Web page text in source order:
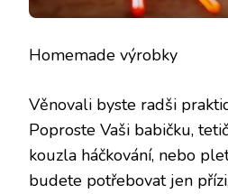
Homemade výrobky
Věnovali byste radši
Poproste Vaši babičku,
kouzla háčkování, nebo
budete potřebovat jen